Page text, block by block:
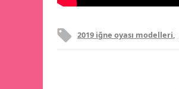
2019 iğne oyası modelleri,